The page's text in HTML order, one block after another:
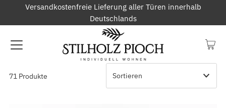
Versandkostenfreie Lieferung aller Türen innerhalb
Deutschlands
71 Produkte